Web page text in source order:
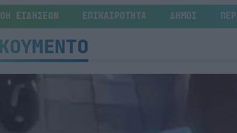
ΕΙΔΗΣΕΩΝ ΕΠΙΚΑΙΡΟΤΗΤΑ ΔΗΜΟΙ